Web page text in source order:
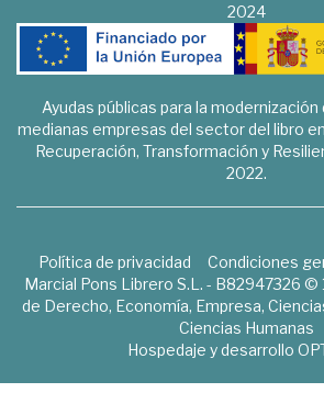
2024
Ayudas públicas para la
medianas empresas del sector del libro
Recuperación, Transformación y
2022.
Política de privacidad Condiciones
Marcial Pons Librero S.L. - B82947326 ©
de Derecho, Economía, Empresa,
Ciencias Humanas
Hospedaje y desarrollo